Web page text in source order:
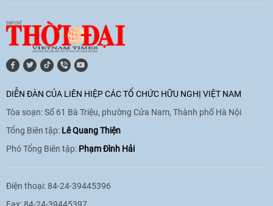
11:10|17/06/2026
hòa bình, hữu nghị giữa các dân tộc"
cho Đại sứ Hungary tại Việt Nam
17:25|13/06/2026
DIỄN ĐÀN CỦA LIÊN HIỆP CÁC TỔ CHỨC HỮU NGHỊ VIỆT NAM
Tòa soạn: Số 61 Bà Triệu, phường Cửa Nam, Thành phố Hà Nội
Tổng Biên tập: Lê Quang Thiện
Phó Tổng Biên tập: Phạm Đình Hải
Điện thoại: 84-24-39445396
Fax: 84-24-39445397